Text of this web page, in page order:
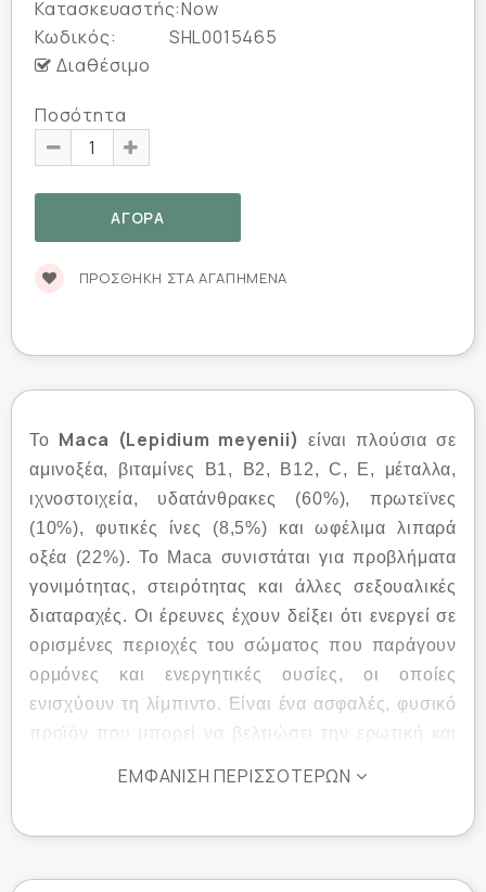
Κατασκευαστής:Now
Κωδικός:
SHL0015465
Διαθέσιμο
Ποσότητα
ΠΡΟΣΘΉΚΗ ΣΤΑ ΑΓΑΠΗΜΈΝΑ
To Maca (Lepidium meyenii)
είναι πλούσια σε
αμινοξέα, βιταμίνες Β1, Β2, Β12, C, E, μέταλλα,
ιχνοστοιχεία, υδατάνθρακες (60%), πρωτεϊνες
(10%), φυτικές ίνες (8,5%) και ωφέλιμα λιπαρά
οξέα (22%). Το Maca συνιστάται για προβλήματα
γονιμότητας, στειρότητας και άλλες σεξουαλικές
διαταραχές. Οι έρευνες έχουν δείξει ότι ενεργεί σε
ορισμένες περιοχές του σώματος που παράγουν
ορμόνες και ενεργητικές ουσίες, οι οποίες
ενισχύουν τη λίμπιντο. Είναι ένα ασφαλές, φυσικό
προϊόν που μπορεί να βελτιώσει την ερωτική και
εναλλακτική λύση για τα συμπτώματα της
ΕΜΦΆΝΙΣΗ ΠΕΡΙΣΣΌΤΕΡΩΝ